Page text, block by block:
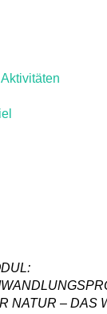
NATUR – DAS